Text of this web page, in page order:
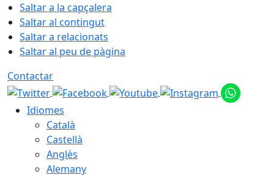
Saltar a la capçalera
Saltar al contingut
Saltar a relacionats
Saltar al peu de pàgina
Contactar
Idiomes
Català
Castellà
Anglès
Alemany